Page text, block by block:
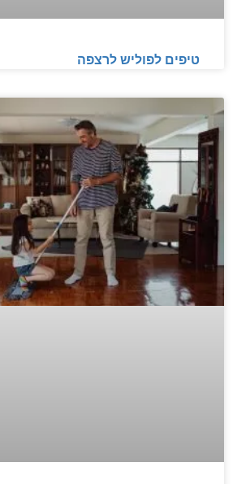
טיפים לפוליש לרצפה